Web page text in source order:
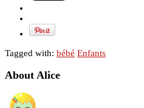
Tagged with: bébé Enfants
About Alice